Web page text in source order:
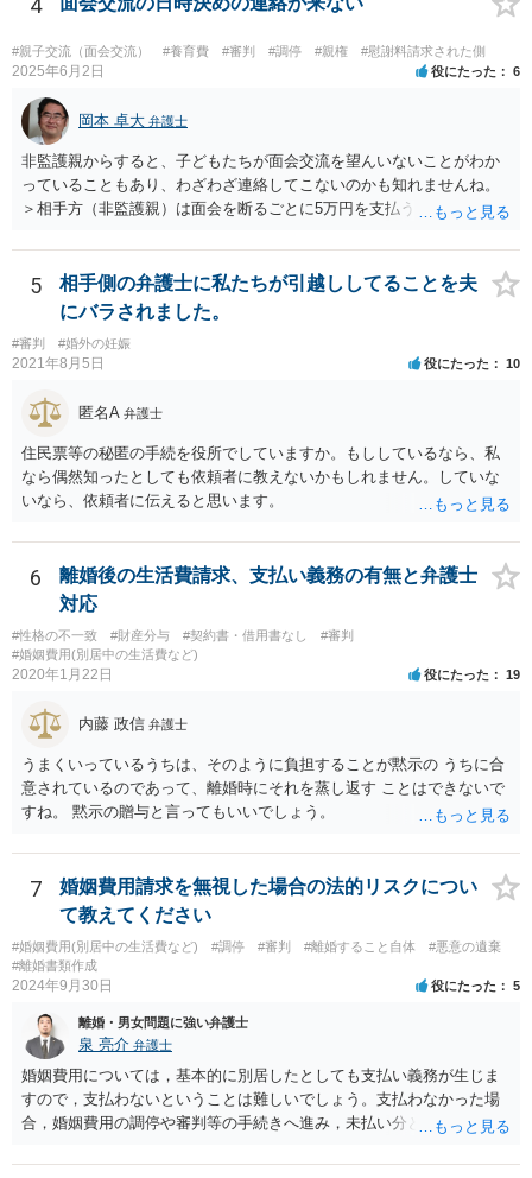
#親子交流（面会交流） #養育費 #審判 #調停 #親権 #慰謝料請求された側
2025年6月2日 役にたった 6
岡本 卓大 弁護士
非監護親からすると、子どもたちが面会交流を望んいないことがわか
っていることもあり、わざわざ連絡してこないのかも知れませんね。
＞相手方（非監護親）は面会を断るごとに5万円を支払うことを取決め
当に何が何でも面会交流したい（子どもたちと会いたい）と言うより
は、あなたに対する嫌がらせだった可能性もあるように思います（そ
ういう男はDV・虐待系の男には珍しくありません。）。 面会交流とは
親の権利ではなく、『子どものため』のものです。 子どもたちの年齢
（自分の気持ちを言える年齢）を考えても、無理に面会交流をする必
要もありません。 相手から面会交流を行うことについての申し出があ
ったときに対応すれば十分だと思います。 仮に相手から、面会交流さ
せなかった（連絡をしてこなかった）と慰謝料請求してきたとして
も、そのような請求は、まず認められません。 ご心配であれば、審判
書を持参して、お近くの弁護士に法律相談してみてください。
5
相手側の弁護士に私たちが引越ししてることを夫
にバラされました。
#審判 #婚外の妊娠
2021年8月5日 役にたった 10
匿名A 弁護士
住民票等の秘匿の手続を役所でしていますか。もししているなら、私
なら偶然知ったとしても依頼者に教えないかもしれません。していな
いなら、依頼者に伝えると思います。
6
離婚後の生活費請求、支払い義務の有無と弁護士
対応
#性格の不一致 #財産分与 #契約書・借用書なし
#審判
#婚姻費用(別居中の生活費など)
2020年1月22日 役にたった 19
内藤 政信 弁護士
うまくいっているうちは、そのように負担することが黙示の うちに合
意されているのであって、離婚時にそれを蒸し返す ことはできないで
すね。 黙示の贈与と言ってもいいでしょう。
7
婚姻費用請求を無視した場合の法的リスクについ
て教えてください
#婚姻費用(別居中の生活費など) #調停 #審判 #離婚すること自体
#悪意の遺棄
#離婚書類作成
2024年9月30日 役にたった 5
離婚・男女問題に強い弁護士
泉 亮介 弁護士
婚姻費用については，基本的に別居したとしても支払い義務が生じま
すので，支払わないということは難しいでしょう。支払わなかった場
合，婚姻費用の調停や審判等の手続きへ進み，未払い分として差押を